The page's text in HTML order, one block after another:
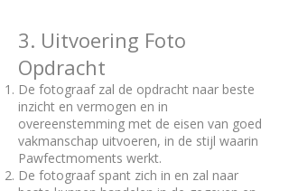
3. Uitvoering Foto
Opdracht
De fotograaf zal de opdracht naar beste
inzicht en vermogen en in
overeenstemming met de eisen van goed
vakmanschap uitvoeren, in de stijl waarin
Pawfectmoments werkt.
De fotograaf spant zich in en zal naar